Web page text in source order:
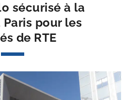
sécurisé à la
Paris pour les
de RTE